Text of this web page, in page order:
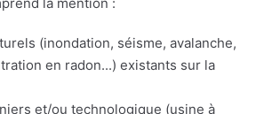
(inondation, séisme, avalanche,
en radon...) existants sur la
et/ou technologique (usine à